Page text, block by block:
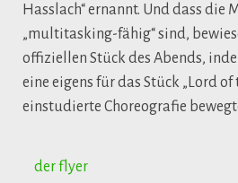
Hasslach“ ernannt. Und dass die
„multitasking-fähig“ sind,
offiziellen Stück des Abends,
eine eigens für das Stück „Lord of
einstudierte Choreografie
der flyer